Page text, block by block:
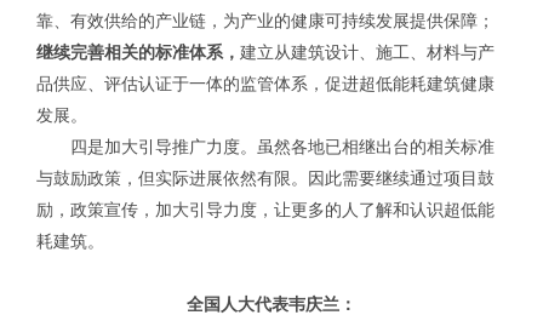
靠、有效供给的产业链，为产业的健康可持续发展提供保障；
继续完善相关的标准体系， 建立从建筑设计、施工、材料与产
品供应、评估认证于一体的监管体系，促进超低能耗建筑健康
发展。
四是加大引导推广力度。虽然各地已相继出台的相关标准
与鼓励政策，但实际进展依然有限。因此需要继续通过项目鼓
励，政策宣传，加大引导力度，让更多的人了解和认识超低能
耗建筑。
全国人大代表韦庆兰 ：